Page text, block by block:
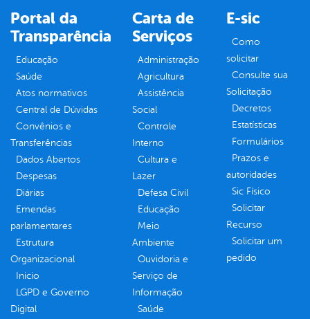
Portal da
Transparência
Educação
Saúde
Atos normativos
Central de Dúvidas
Convênios e
Transferências
Dados Abertos
Despesas
Diárias
Emendas
parlamentares
Estrutura
Organizacional
Inicio
LGPD e Governo
Digital
Carta de
Serviços
Administração
Agricultura
Assistência
Social
Controle
Interno
Cultura e
Lazer
Defesa Civil
Educação
Meio
Ambiente
Ouvidoria e
Serviço de
Informação
Saúde
E-sic
Como
solicitar
Consulte sua
Solicitação
Decretos
Estatísticas
Formulários
Prazos e
autoridades
Sic Físico
Solicitar
Recurso
Solicitar um
pedido